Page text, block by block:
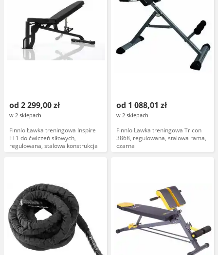
od 2 299,00 zł
w 2 sklepach
Finnlo Ławka treningowa Inspire
FT1 do ćwiczeń siłowych,
regulowana, stalowa konstrukcja
od 1 088,01 zł
w 2 sklepach
Finnlo Lawka treningowa Tricon
3868, regulowana, stalowa rama,
czarna